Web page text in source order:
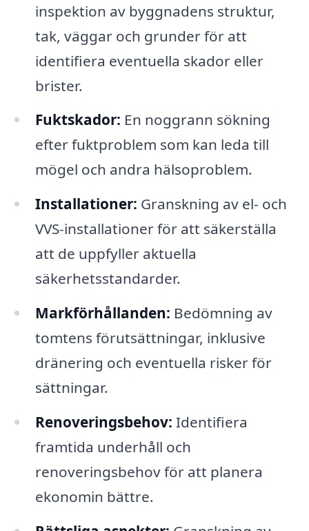
inspektion av byggnadens struktur,
tak, väggar och grunder för att
identifiera eventuella skador eller
brister.
Fuktskador: En noggrann sökning
efter fuktproblem som kan leda till
mögel och andra hälsoproblem.
Installationer: Granskning av el- och
VVS-installationer för att säkerställa
att de uppfyller aktuella
säkerhetsstandarder.
Markförhållanden: Bedömning av
tomtens förutsättningar, inklusive
dränering och eventuella risker för
sättningar.
Renoveringsbehov: Identifiera
framtida underhåll och
renoveringsbehov för att planera
ekonomin bättre.